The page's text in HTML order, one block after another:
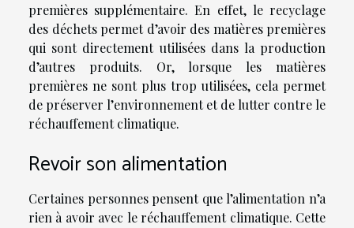
premières supplémentaire. En effet, le recyclage
des déchets permet d’avoir des matières premières
qui sont directement utilisées dans la production
d’autres produits. Or, lorsque les matières
premières ne sont plus trop utilisées, cela permet
de préserver l’environnement et de lutter contre le
réchauffement climatique.
Revoir son alimentation
Certaines personnes pensent que l’alimentation n’a
rien à avoir avec le réchauffement climatique. Cette